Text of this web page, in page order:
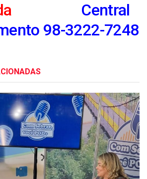
Central
98-3222-7248